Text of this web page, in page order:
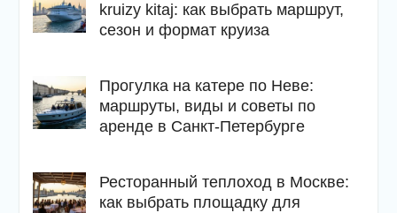
kruizy kitaj: как выбрать маршрут,
сезон и формат круиза
Прогулка на катере по Неве:
маршруты, виды и советы по
аренде в Санкт-Петербурге
Ресторанный теплоход в Москве:
как выбрать площадку для